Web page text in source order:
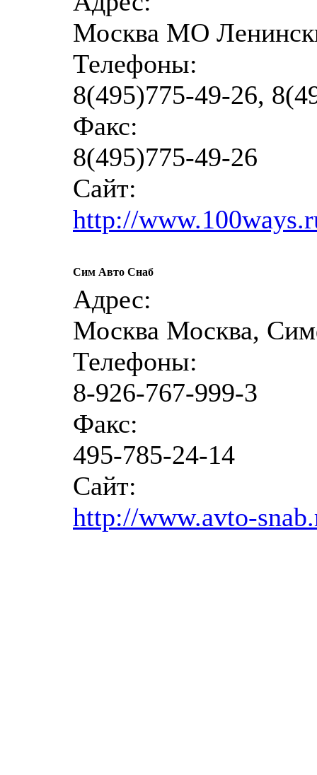
Москва МО
Телефоны:
8(495)775-49-26,
Факс:
8(495)775-49-26
Сайт:
http://
Сим Авто Снаб
Адрес:
Москва Москва,
Телефоны:
8-926-767-999-3
Факс:
495-785-24-14
Сайт:
http://www.avto-